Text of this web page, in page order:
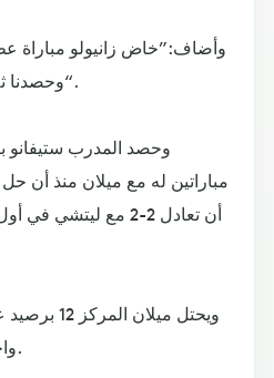
وأضاف:”خاض زانيولو مباراة
وحصدنا ثلاث نقاط في غاية الأهمية“.
وحصد المدرب ستيفانو
مباراتين له مع ميلان منذ أن حل
أن تعادل 2-2 مع
ويحتل
واحدة في آخر ست مباريات.